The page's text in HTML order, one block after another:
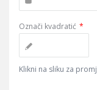
Označi kvadratić *
Klikni na sliku za